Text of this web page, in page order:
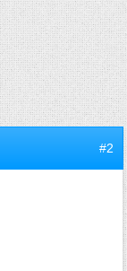
#2